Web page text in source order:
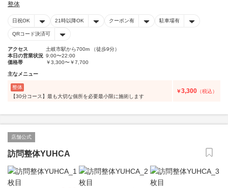
整体
日祝OK 21時以降OK クーポン有 駐車場有
QRコード決済可
アクセス
土岐市駅から700m （徒歩9分）
本日の営業状況 9:00〜22:00
価格帯
￥3,300〜￥7,700
主なメニュー
整体
【30分コース】最も大切な個所を必要最小限に施術します
￥3,300 （税込）
店舗公式
訪問整体YUHCA